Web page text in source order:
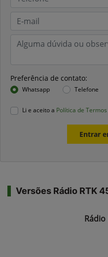
Preferência de contato:
Whatsapp Telefone
Li e aceito a Política de
Entrar
Versões Rádio RTK
Rádio